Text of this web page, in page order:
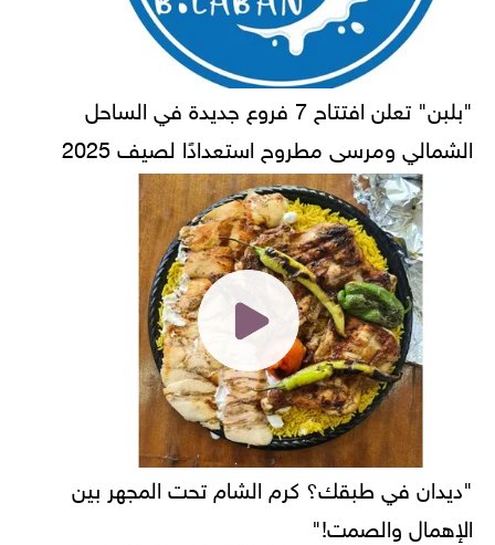
"بلبن" تعلن افتتاح 7 فروع جديدة في الساحل
الشمالي ومرسى مطروح استعدادًا لصيف 2025
"ديدان في طبقك؟ كرم الشام تحت المجهر بين
الإهمال والصمت!"